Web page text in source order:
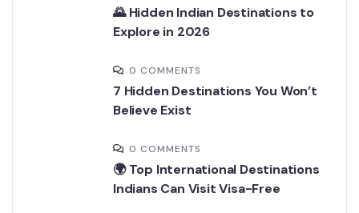
🌄 Hidden Indian Destinations to
Explore in 2026
0 COMMENTS
7 Hidden Destinations You Won’t
Believe Exist
0 COMMENTS
🌍 Top International Destinations
Indians Can Visit Visa-Free